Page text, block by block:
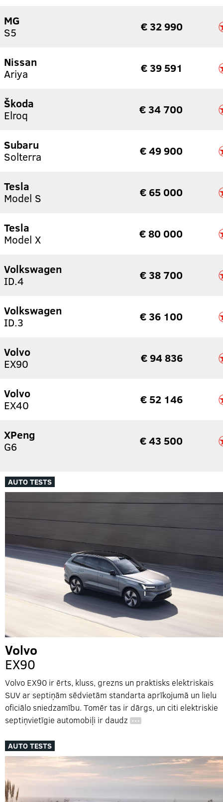
MG
S5
€ 32 990
Nissan
Ariya
€ 39 591
Škoda
Elroq
€ 34 700
Subaru
Solterra
€ 49 900
Tesla
Model S
€ 65 000
Tesla
Model X
€ 80 000
Volkswagen
ID.4
€ 38 700
Volkswagen
ID.3
€ 36 100
Volvo
EX90
€ 94 836
Volvo
EX40
€ 52 146
XPeng
G6
€ 43 500
AUTO TESTS
Volvo
EX90
Volvo EX90 ir ērts, kluss, grezns un praktisks elektriskais
SUV ar septiņām sēdvietām standarta aprīkojumā un lielu
oficiālo sniedzamību. Tomēr tas ir dārgs, un citi elektriskie
septiņvietīgie automobiļi ir daudz …
AUTO TESTS